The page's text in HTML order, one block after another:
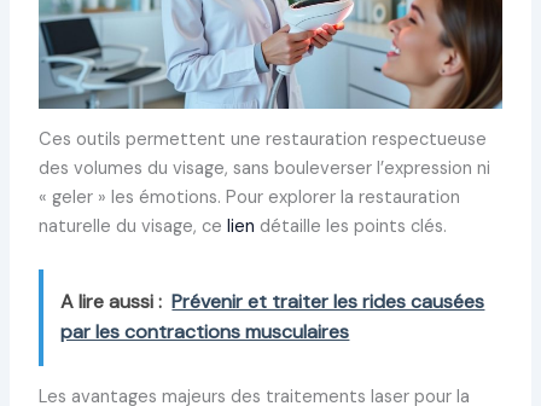
Ces outils permettent une restauration respectueuse
des volumes du visage, sans bouleverser l’expression ni
« geler » les émotions. Pour explorer la restauration
naturelle du visage, ce lien détaille les points clés.
A lire aussi : Prévenir et traiter les rides causées
par les contractions musculaires
Les avantages majeurs des traitements laser pour la